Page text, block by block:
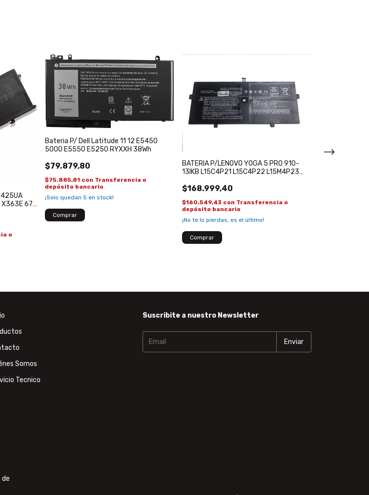
X363E 67
o
Bateria P/ Dell Latitude 11 12 E5450
5000 E5550 E5250 RYXXH 38Wh
$79.879,80
$75.885,81 con Transferencia o
depósito bancario
¡Solo quedan 5 en stock!
BATERIA P/LENOVO YOGA 5 PRO 910-
13IKB L15C4P21 L15C4P22 L15M4P23
$168.999,40
$160.549,43 con Transferencia o
depósito bancario
¡No te lo pierdas, es el último!
Somos
Tecnico
Suscribite a nuestro Newsletter
de